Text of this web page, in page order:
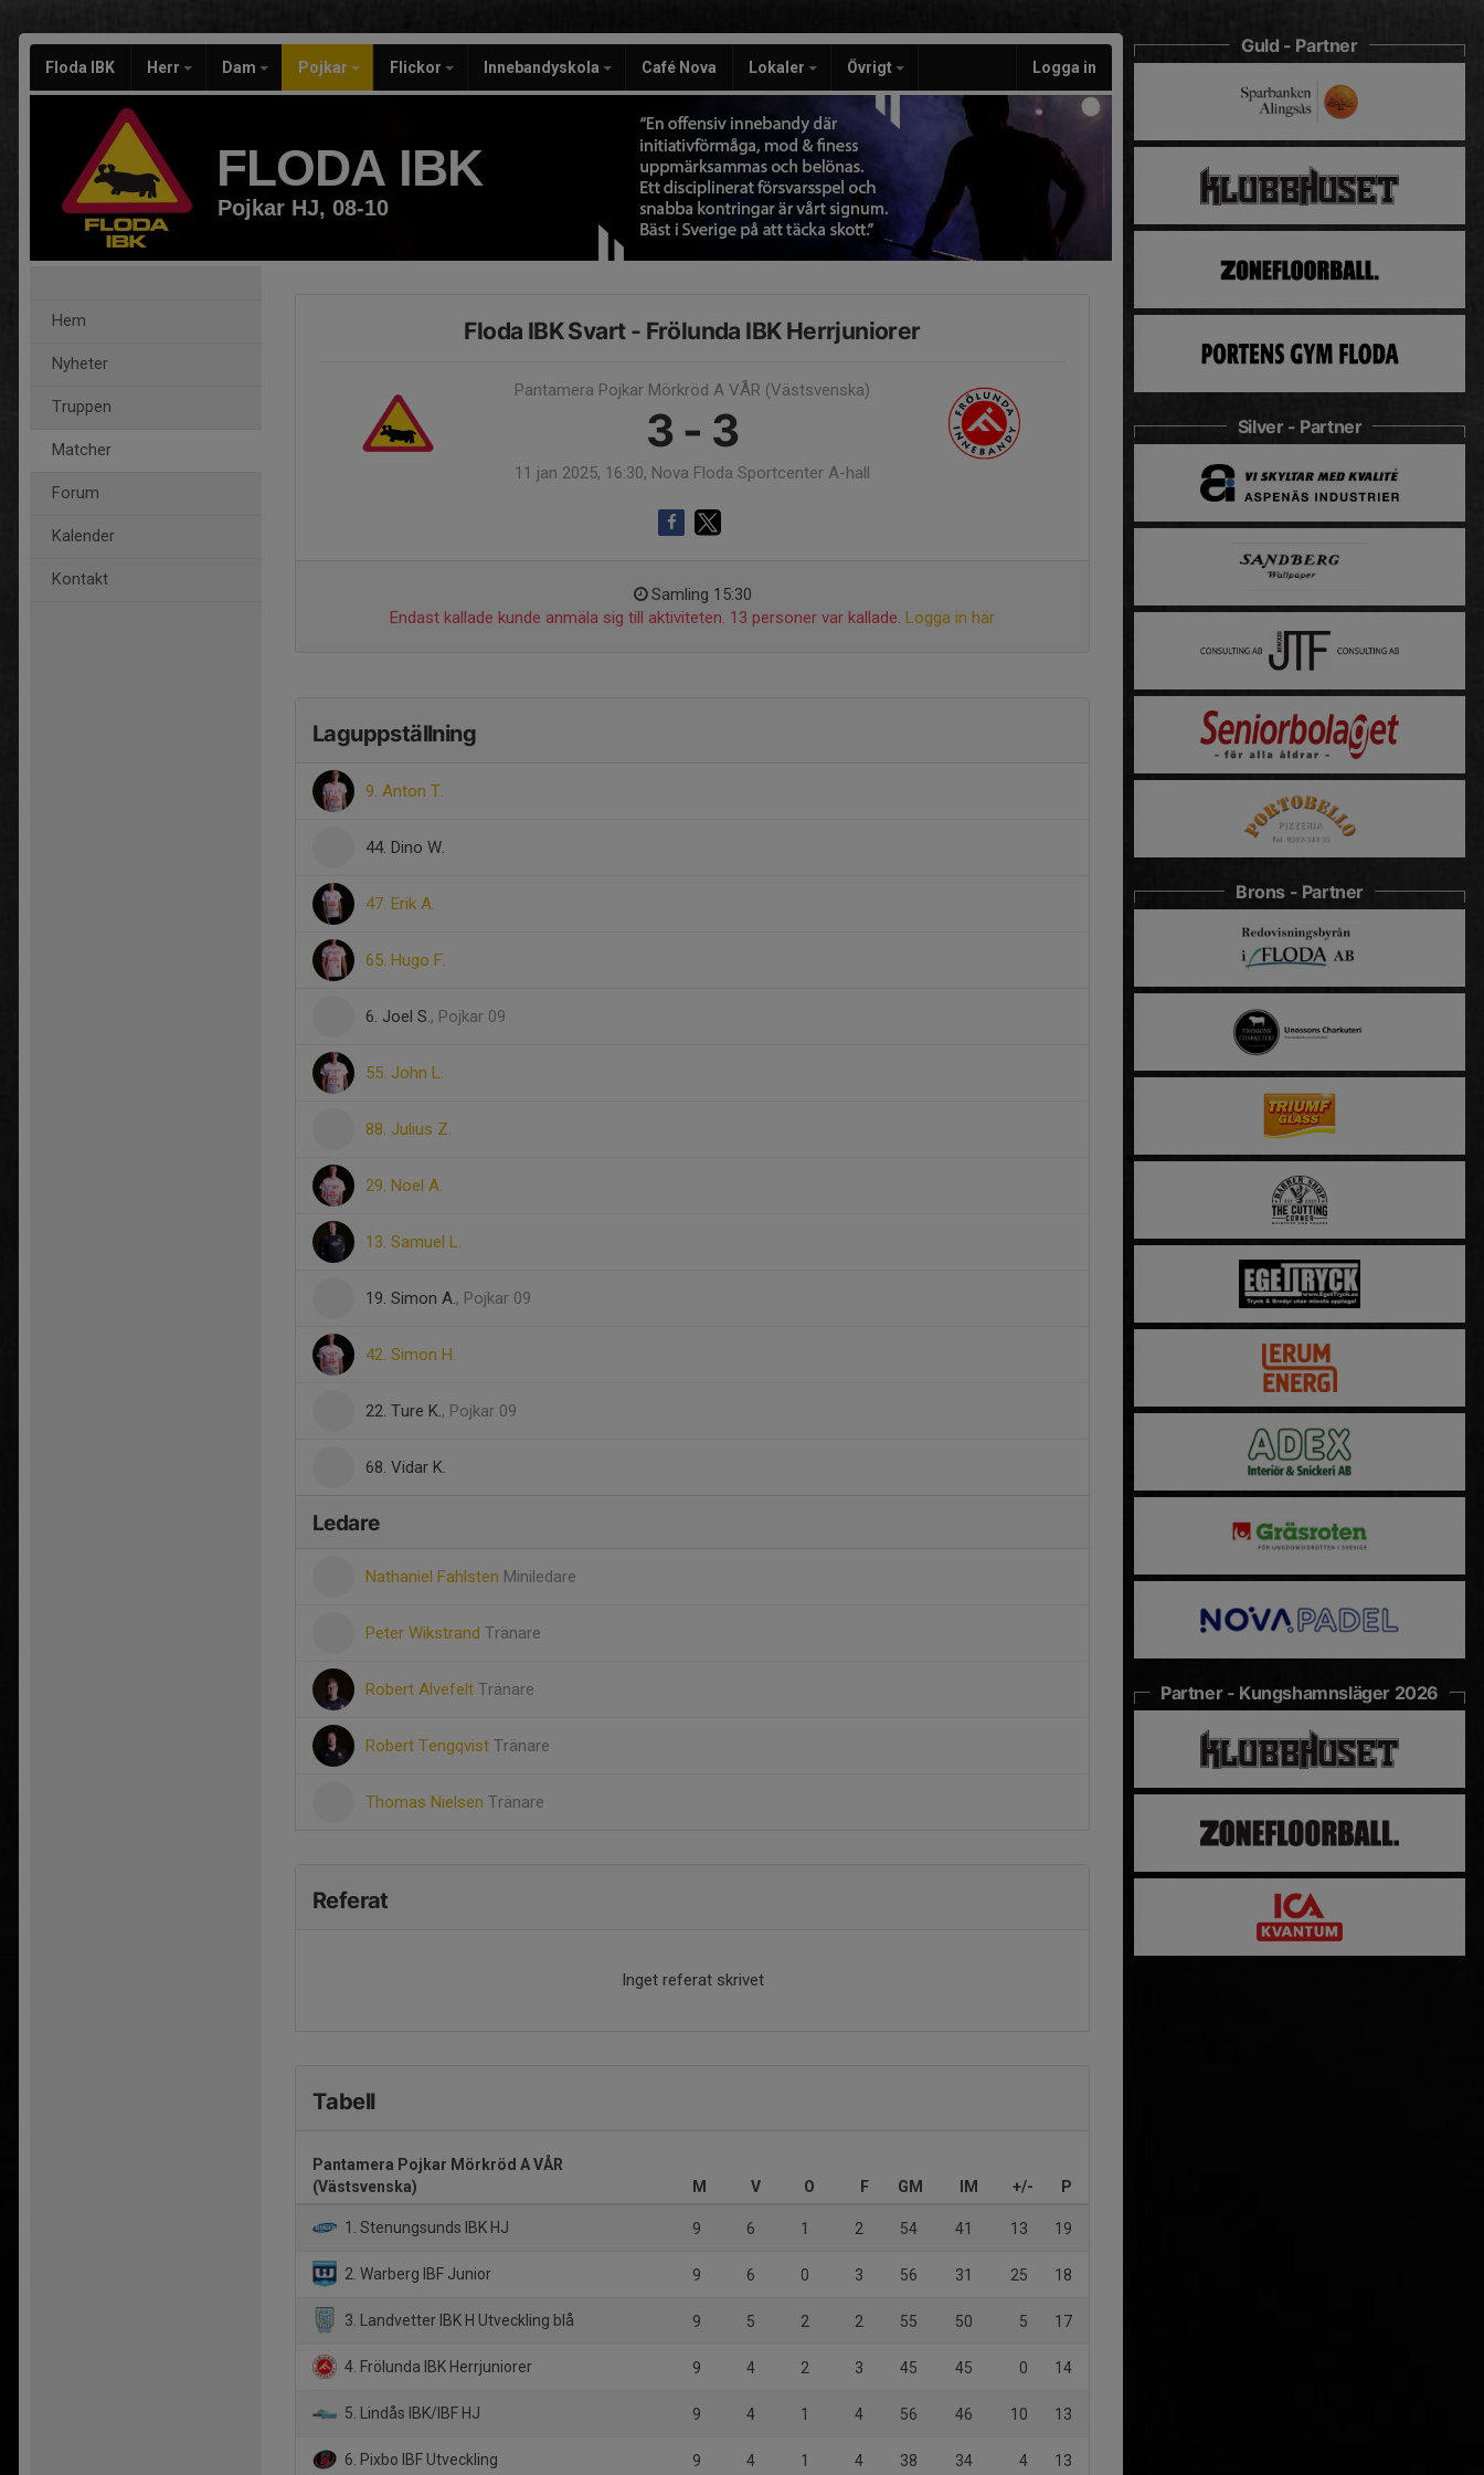
Floda IBK Herr Dam Pojkar Flickor Innebandyskola Café Nova Lokaler Övrigt Logga in
FLODA IBK
Pojkar HJ, 08-10
Hem
Nyheter
Truppen
Matcher
Forum
Kalender
Kontakt
Floda IBK Svart - Frölunda IBK Herrjuniorer
Pantamera Pojkar Mörkröd A VÅR (Västsvenska)
3 - 3
11 jan 2025, 16:30, Nova Floda Sportcenter A-hall
Samling 15:30
Endast kallade kunde anmäla sig till aktiviteten. 13 personer var kallade. Logga in här
Laguppställning
9. Anton T.
44. Dino W.
47. Erik A.
65. Hugo F.
6. Joel S., Pojkar 09
55. John L.
88. Julius Z.
29. Noel A.
13. Samuel L.
19. Simon A., Pojkar 09
42. Simon H.
22. Ture K., Pojkar 09
68. Vidar K.
Ledare
Nathaniel Fahlsten Miniledare
Peter Wikstrand Tränare
Robert Alvefelt Tränare
Robert Tengqvist Tränare
Thomas Nielsen Tränare
Referat
Inget referat skrivet
Tabell
Pantamera Pojkar Mörkröd A VÅR
(Västsvenska)
M V O F GM IM +/- P
1. Stenungsunds IBK HJ 9 6 1 2 54 41 13 19
2. Warberg IBF Junior 9 6 0 3 56 31 25 18
3. Landvetter IBK H Utveckling blå 9 5 2 2 55 50 5 17
4. Frölunda IBK Herrjuniorer 9 4 2 3 45 45 0 14
5. Lindås IBK/IBF HJ 9 4 1 4 56 46 10 13
6. Pixbo IBF Utveckling 9 4 1 4 38 34 4 13
Guld - Partner
Silver - Partner
Brons - Partner
Partner - Kungshamnsläger 2026